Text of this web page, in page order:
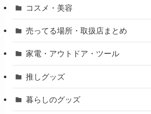
コスメ・美容
売ってる場所・取扱店まとめ
家電・アウトドア・ツール
推しグッズ
暮らしのグッズ